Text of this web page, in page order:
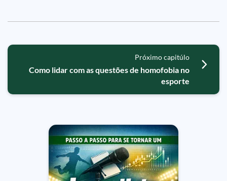
Próximo capitúlo
Como lidar com as questões de homofobia no
esporte